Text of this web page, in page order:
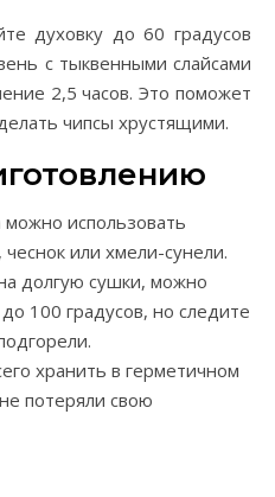
духовку до 60 градусов
с тыквенными слайсами
2,5 часов. Это поможет
чипсы хрустящими.
можно использовать
или хмели-сунели.
долгую сушки, можно
100 градусов, но следите
хранить в герметичном
потеряли свою